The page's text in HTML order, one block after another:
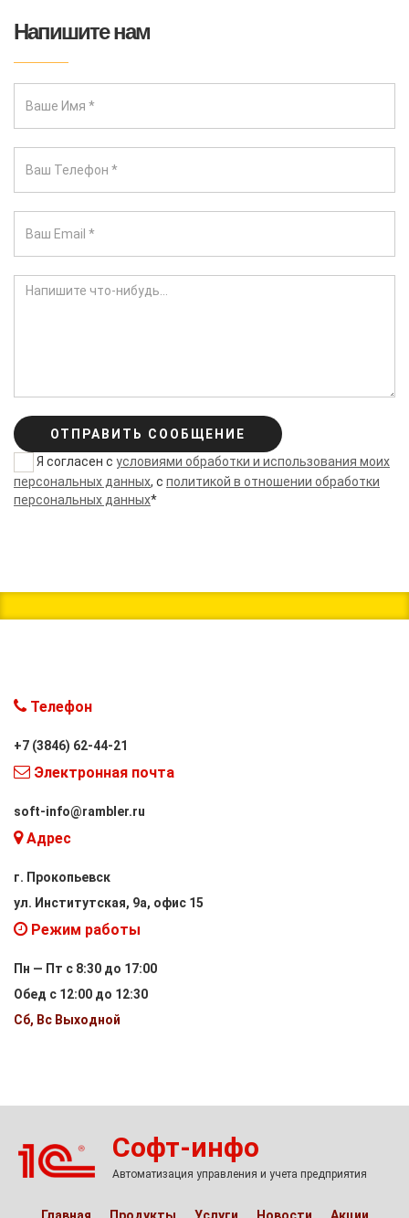
Напишите нам
ОТПРАВИТЬ СООБЩЕНИЕ
Я согласен с условиями обработки и использования моих
персональных данных, с политикой в отношении обработки
персональных данных*
Телефон
+7 (3846) 62-44-21
Электронная почта
soft-info@rambler.ru
Адрес
г. Прокопьевск
ул. Институтская, 9а, офис 15
Режим работы
Пн — Пт с 8:30 до 17:00
Обед с 12:00 до 12:30
Сб, Вс Выходной
Софт-инфо
Автоматизация управления и учета предприятия